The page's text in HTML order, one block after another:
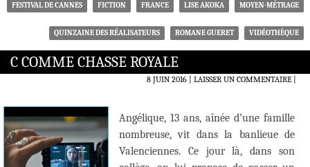
FESTIVAL DE CANNES FICTION FRANCE LISE AKOKA MOYEN-MÉTRAGE
QUINZAINE DES RÉALISATEURS ROMANE GUERET VIDÉOTHÈQUE
C COMME CHASSE ROYALE
8 JUIN 2016 LAISSER UN COMMENTAIRE|
Angélique, 13 ans, aînée d’une famille
nombreuse, vit dans la banlieue de
Valenciennes. Ce jour là, dans son